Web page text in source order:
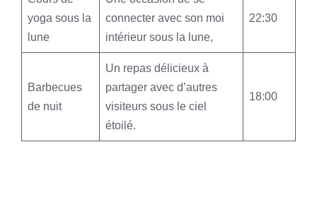
yoga sous la
lune
connecter avec son moi
intérieur sous la lune,
22:30
Barbecues
de nuit
Un repas délicieux à
partager avec d’autres
visiteurs sous le ciel
étoilé.
18:00